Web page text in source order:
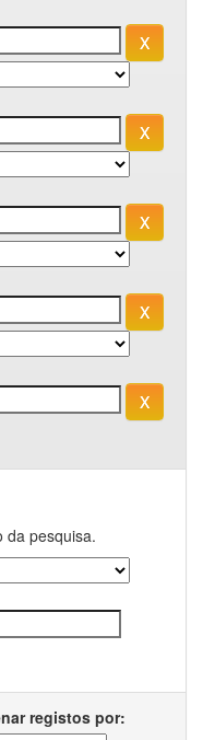
da pesquisa.
registos por: